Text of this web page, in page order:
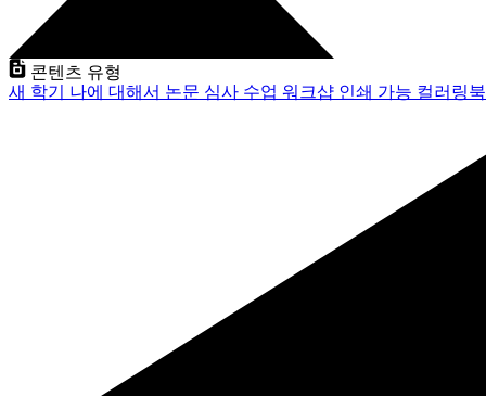
콘텐츠 유형
새 학기 나에 대해서 논문 심사 수업 워크샵 인쇄 가능 컬러링북